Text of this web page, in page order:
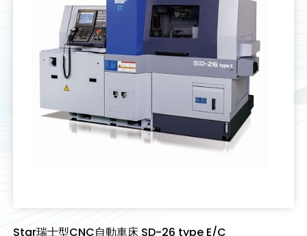
Star瑞士型CNC自動車床 SD-26 type E/C